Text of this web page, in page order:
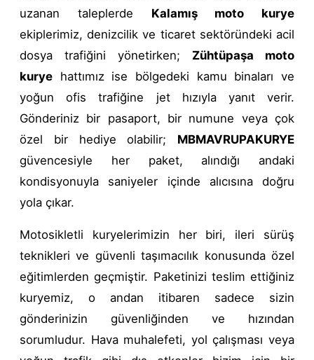
uzanan taleplerde Kalamış moto kurye
ekiplerimiz, denizcilik ve ticaret sektöründeki acil
dosya trafiğini yönetirken; Zühtüpaşa moto
kurye hattımız ise bölgedeki kamu binaları ve
yoğun ofis trafiğine jet hızıyla yanıt verir.
Gönderiniz bir pasaport, bir numune veya çok
özel bir hediye olabilir; MBMAVRUPAKURYE
güvencesiyle her paket, alındığı andaki
kondisyonuyla saniyeler içinde alıcısına doğru
yola çıkar.
Motosikletli kuryelerimizin her biri, ileri sürüş
teknikleri ve güvenli taşımacılık konusunda özel
eğitimlerden geçmiştir. Paketinizi teslim ettiğiniz
kuryemiz, o andan itibaren sadece sizin
gönderinizin güvenliğinden ve hızından
sorumludur. Hava muhalefeti, yol çalışması veya